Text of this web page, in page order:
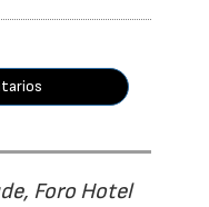
Foro Hotel